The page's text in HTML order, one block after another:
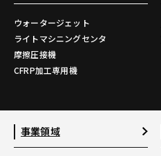
ウォータージェット
ライトマシニングセンタ
摩擦圧接機
CFRP加工専用機
事業領域